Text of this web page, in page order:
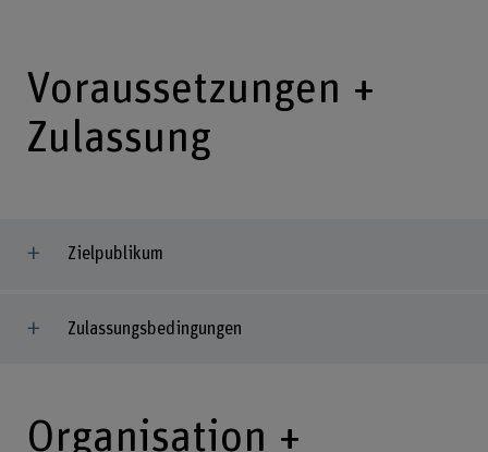
Voraussetzungen +
Zulassung
Zielpublikum
Zulassungsbedingungen
Organisation +